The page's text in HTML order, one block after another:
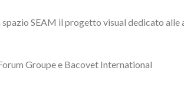
spazio SEAM il progetto visual dedicato
Groupe e Bacovet International